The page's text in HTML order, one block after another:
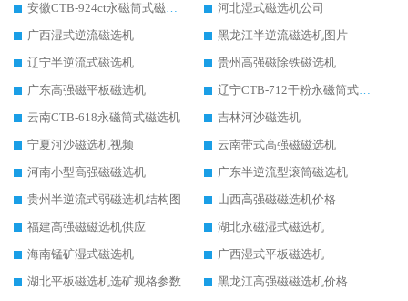
安徽CTB-924ct永磁筒式磁选机
河北湿式磁选机公司
广西湿式逆流磁选机
黑龙江半逆流磁选机图片
辽宁半逆流式磁选机
贵州高强磁除铁磁选机
广东高强磁平板磁选机
辽宁CTB-712干粉永磁筒式磁选机
云南CTB-618永磁筒式磁选机
吉林河沙磁选机
宁夏河沙磁选机视频
云南带式高强磁磁选机
河南小型高强磁磁选机
广东半逆流型滚筒磁选机
贵州半逆流式弱磁选机结构图
山西高强磁磁选机价格
福建高强磁磁选机供应
湖北永磁湿式磁选机
海南锰矿湿式磁选机
广西湿式平板磁选机
湖北平板磁选机选矿规格参数
黑龙江高强磁磁选机价格